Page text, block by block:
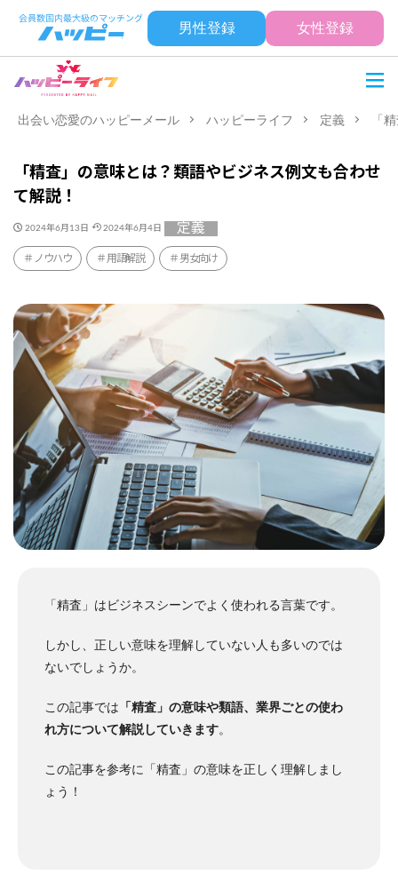
男性登録 女性登録
出会い恋愛のハッピーメール ハッピーライフ 定義 「
「精査」の意味とは？類語やビジネス例文も合わせ
て解説！
2024年6月13日 2024年6月4日 定義
ノウハウ 用語解説 男女向け
「精査」はビジネスシーンでよく使われる言葉です。
しかし、正しい意味を理解していない人も多いのでは
ないでしょうか。
この記事では 「精査」の意味や類語、業界ごとの使わ
れ方について解説していきます。
この記事を参考に「精査」の意味を正しく理解しまし
ょう！